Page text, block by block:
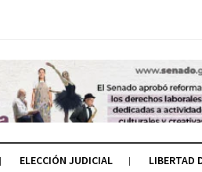
ELECCIÓN JUDICIAL LIBERTAD